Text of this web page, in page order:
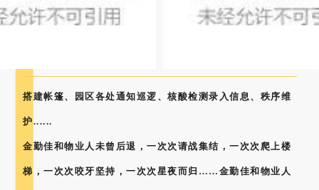
搭建帐篷、园区各处通知巡逻、 核酸检测录入信息、秩序维
护......
金勤佳和物业人未曾后退，一次次请战集结，一次次爬上楼
梯，一次次咬牙坚持，一次次星夜而归……金勤佳和物业人